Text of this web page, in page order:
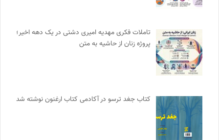
تاملات فکری مهدیه امیری دشتی در یک دهه اخیر؛
پروژه زنان از حاشیه به متن
کتاب جغد ترسو در آکادمی کتاب ارغنون نوشته شد